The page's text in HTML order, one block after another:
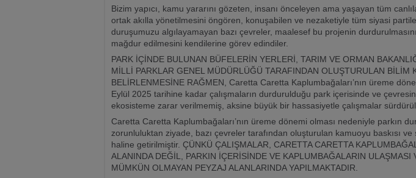
Bizim yapıcı, kamu yararını gözeten, insanı önceleyen ama yaşayan tüm
ortak akılla yönetilmesini öngören, konuşabilen ve nezaketiyle tüm siyasi
duruşumuzu algılayamayan bazı çevreler, maalesef bu projenin
mağdur edilmesini kendilerine görev edindiler.
PARK İÇİNDE BULUNAN BÜFELERİN YERLERİ, TARIM VE ORMAN
MİLLİ PARKLAR GENEL MÜDÜRLÜĞÜ TARAFINDAN OLUŞTURULAN BİLİM
BELİRLENMESİNE RAĞMEN, Caretta Caretta Kaplumbağaları’nın üreme
Eylül 2025 tarihine kadar çalışmaların durdurulduğu park içerisinde ve
ekosisteme zarar verilmemiş, aksine büyük bir hassasiyetle çalışmalar
Caretta Caretta Kaplumbağaları’nın üreme dönemi olması nedeniyle parkın
zorunluluktan ziyade, bazı çevreler tarafından oluşturulan kamuoyu baskısı
haline getirilmiştir. ÇÜNKÜ ÇALIŞMALAR, CARETTA CARETTA
ALANINDA DEĞİL, PARKIN İÇERİSİNDE VE KAPLUMBAĞALARIN ULAŞMASI
MÜMKÜN OLMAYAN PEYZAJ ALANLARINDA YAPILMAKTADIR.